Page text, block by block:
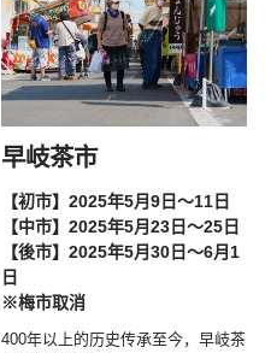
早岐茶市
【初市】2025年5月9日～11日
【中市】2025年5月23日～25日
【後市】2025年5月30日～6月1
日
※梅市取消
400年以上的历史传承至今，早岐茶